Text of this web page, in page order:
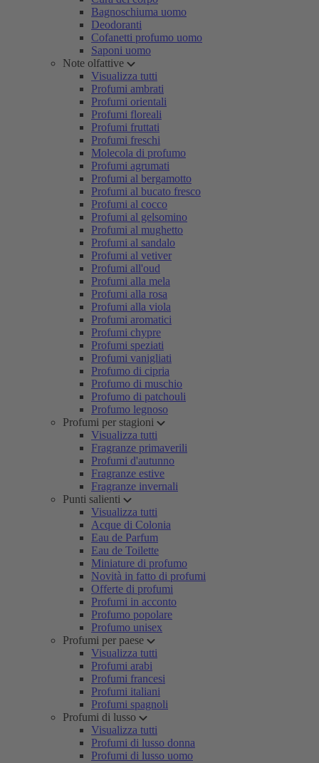
Bagnoschiuma uomo
Deodoranti
Cofanetti profumo uomo
Saponi uomo
Note olfattive
Visualizza tutti
Profumi ambrati
Profumi orientali
Profumi floreali
Profumi fruttati
Profumi freschi
Molecola di profumo
Profumi agrumati
Profumi al bergamotto
Profumi al bucato fresco
Profumi al cocco
Profumi al gelsomino
Profumi al mughetto
Profumi al sandalo
Profumi al vetiver
Profumi all'oud
Profumi alla mela
Profumi alla rosa
Profumi alla viola
Profumi aromatici
Profumi chypre
Profumi speziati
Profumi vanigliati
Profumo di cipria
Profumo di muschio
Profumo di patchouli
Profumo legnoso
Profumi per stagioni
Visualizza tutti
Fragranze primaverili
Profumi d'autunno
Fragranze estive
Fragranze invernali
Punti salienti
Visualizza tutti
Acque di Colonia
Eau de Parfum
Eau de Toilette
Miniature di profumo
Novità in fatto di profumi
Offerte di profumi
Profumi in acconto
Profumo popolare
Profumo unisex
Profumi per paese
Visualizza tutti
Profumi arabi
Profumi francesi
Profumi italiani
Profumi spagnoli
Profumi di lusso
Visualizza tutti
Profumi di lusso donna
Profumi di lusso uomo